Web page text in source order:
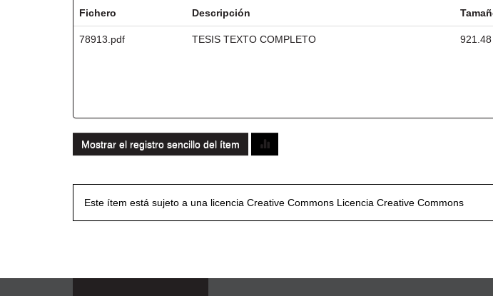
Fichero Descripción
78913.pdf TESIS TEXTO COMPLETO
Mostrar el registro sencillo del ítem
Este ítem está sujeto a una licencia Creative Commons Licencia Creative Commons